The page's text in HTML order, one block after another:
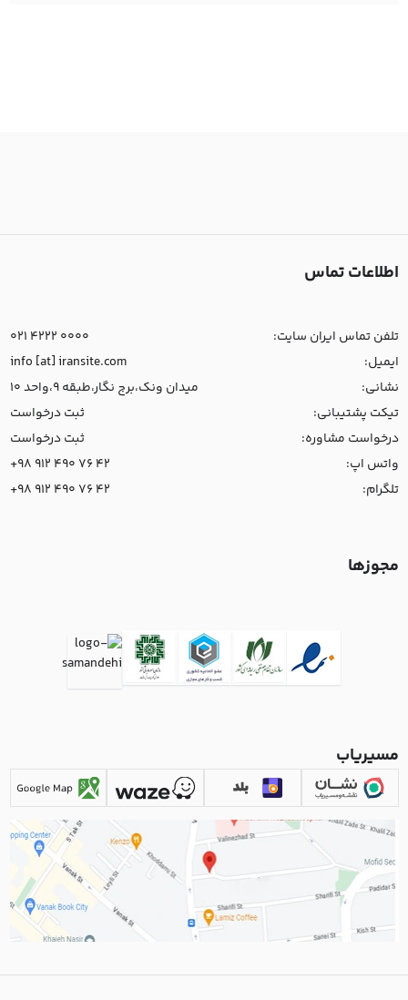
اطلاعات تماس
تلفن تماس ایران سایت:
021 4222 0000
ایمیل:
info [at] iransite.com
نشانی:
میدان ونک،برج نگار،طبقه 9،واحد 10
تیکت پشتیبانی:
ثبت درخواست
درخواست مشاوره:
ثبت درخواست
واتس اپ:
+98 912 490 76 42
تلگرام:
+98 912 490 76 42
مجوزها
مسیریاب